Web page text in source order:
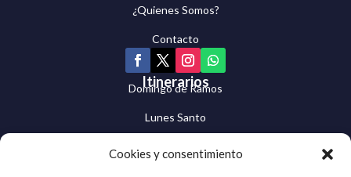
Cookies y consentimiento
¿Quienes Somos?
Contacto
Itinerarios
Domingo de Ramos
Lunes Santo